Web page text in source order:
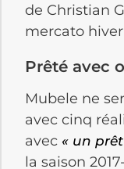
de Christian
mercato
Prêté avec
Mubele ne
avec cinq
avec « un
la saison